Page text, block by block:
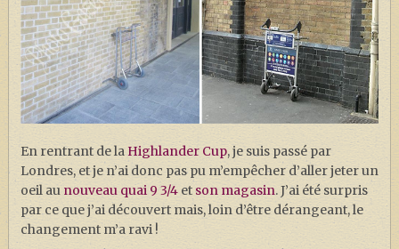
LES ANIMAUX FANTASTIQUES
J. K. ROWLING
ARTISANAT MOLDU
FANDOM
CULTURE
PODCASTS
LES GRANDS ARTICLES DE LA GAZETTE
DOSSIERS
En rentrant de laHighlander Cup, je suis passé par
Londres, et je n’ai donc pas pu m’empêcher d’aller jeter un
oeil au nouveau quai 9 3/4et son magasin. J’ai été surpris
par ce que j’ai découvert mais, loin d’être dérangeant, le
changement m’a ravi !